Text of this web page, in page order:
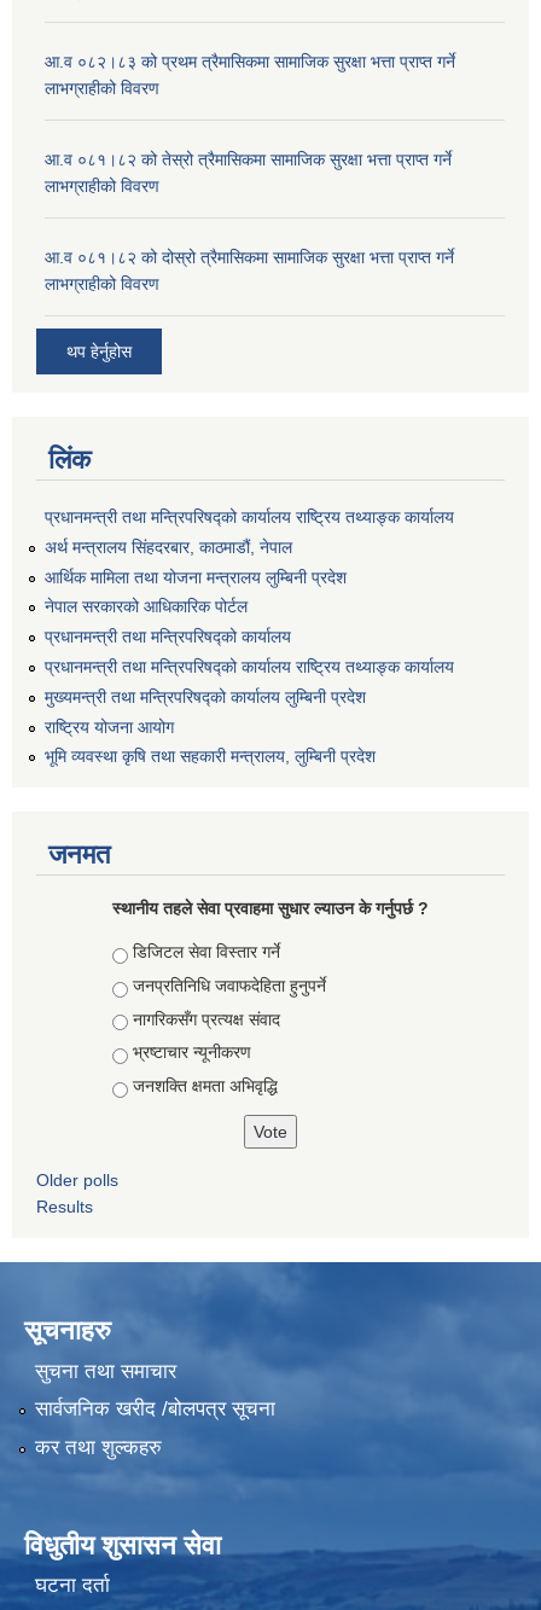
आ.व ०८२।८३ को प्रथम त्रैमासिकमा सामाजिक सुरक्षा भत्ता प्राप्त गर्ने
लाभग्राहीको विवरण
आ.व ०८१।८२ को तेस्रो त्रैमासिकमा सामाजिक सुरक्षा भत्ता प्राप्त गर्ने
लाभग्राहीको विवरण
आ.व ०८१।८२ को दोस्रो त्रैमासिकमा सामाजिक सुरक्षा भत्ता प्राप्त गर्ने
लाभग्राहीको विवरण
थप हेर्नुहोस
लिंक
प्रधानमन्त्री तथा मन्त्रिपरिषद्को कार्यालय राष्ट्रिय तथ्याङ्क कार्यालय
अर्थ मन्त्रालय सिंहदरबार, काठमाडौं, नेपाल
आर्थिक मामिला तथा योजना मन्त्रालय लुम्बिनी प्रदेश
नेपाल सरकारको आधिकारिक पोर्टल
प्रधानमन्त्री तथा मन्त्रिपरिषद्को कार्यालय
प्रधानमन्त्री तथा मन्त्रिपरिषद्को कार्यालय राष्ट्रिय तथ्याङ्क कार्यालय
मुख्यमन्त्री तथा मन्त्रिपरिषद्को कार्यालय लुम्बिनी प्रदेश
राष्ट्रिय योजना आयोग
भूमि व्यवस्था कृषि तथा सहकारी मन्त्रालय, लुम्बिनी प्रदेश
जनमत
स्थानीय तहले सेवा प्रवाहमा सुधार ल्याउन के गर्नुपर्छ ?
Choices
डिजिटल सेवा विस्तार गर्ने
जनप्रतिनिधि जवाफदेहिता हुनुपर्ने
नागरिकसँग प्रत्यक्ष संवाद
भ्रष्टाचार न्यूनीकरण
जनशक्ति क्षमता अभिवृद्धि
Older polls
Results
सूचनाहरु
सुचना तथा समाचार
सार्वजनिक खरीद /बोलपत्र सूचना
कर तथा शुल्कहरु
विधुतीय शुसासन सेवा
घटना दर्ता